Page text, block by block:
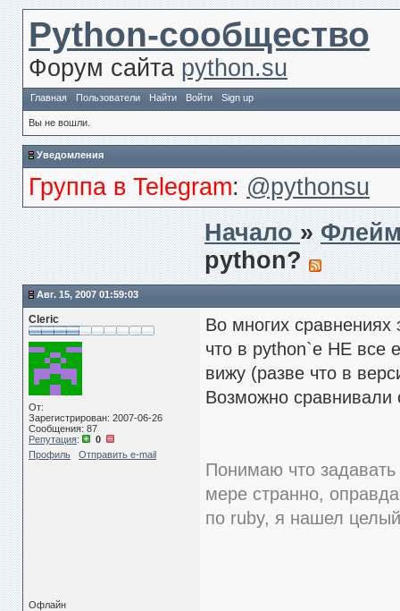
Python-сообщество
Форум сайта python.su
Главная Пользователи Найти Войти Sign up
Вы не вошли.
Уведомления
Группа в Telegram: @pythonsu
Начало»
python?
Авг. 15, 2007 01:59:03
Cleric
От:
Зарегистрирован: 2007-06-26
Сообщения: 87
Репутация:
0
Профиль
Отправить e-mail
Во многих
что в python`е НЕ все
вижу (разве что в
Возможно сравнивали
Понимаю что
мере странно,
по ruby, я нашел
Офлайн